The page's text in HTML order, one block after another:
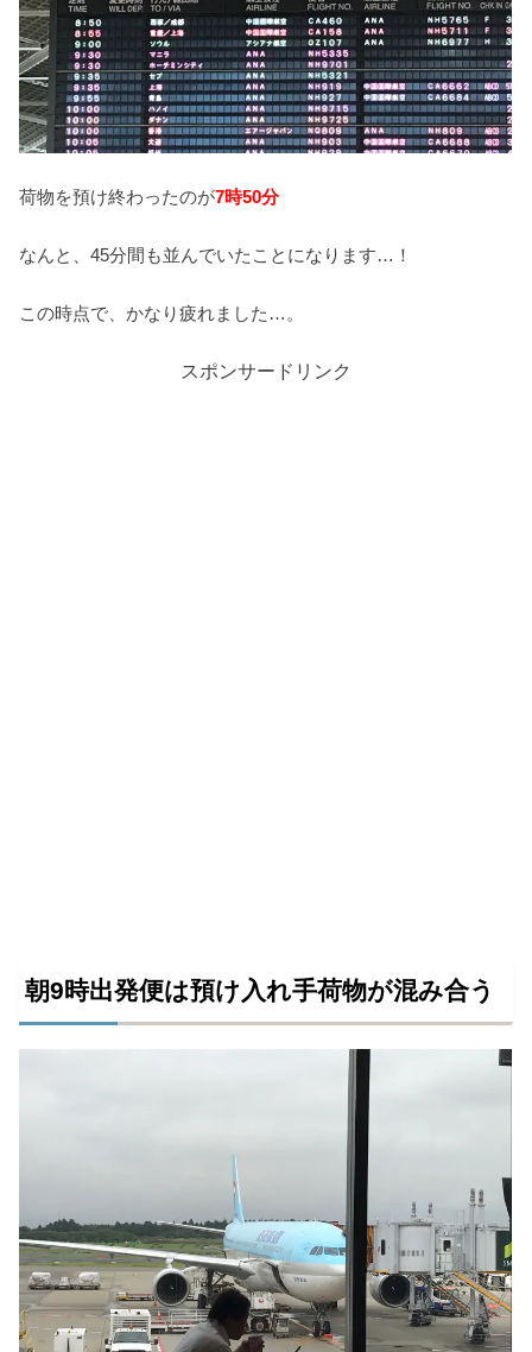
荷物を預け終わったのが7時50分
なんと、45分間も並んでいたことになります…！
この時点で、かなり疲れました…。
スポンサードリンク
朝9時出発便は預け入れ手荷物が混み合う